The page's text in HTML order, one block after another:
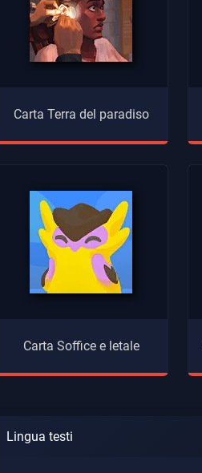
Carta Terra del paradiso
Carta Soffice e letale
Lingua testi